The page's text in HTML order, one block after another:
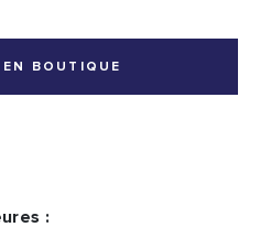
EN BOUTIQUE
: